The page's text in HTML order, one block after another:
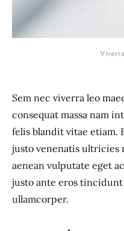
Sem nec viverra leo
consequat massa nam
felis blandit vitae etiam.
justo venenatis ultricies
aenean vulputate eget
justo ante eros tincidunt
ullamcorper.